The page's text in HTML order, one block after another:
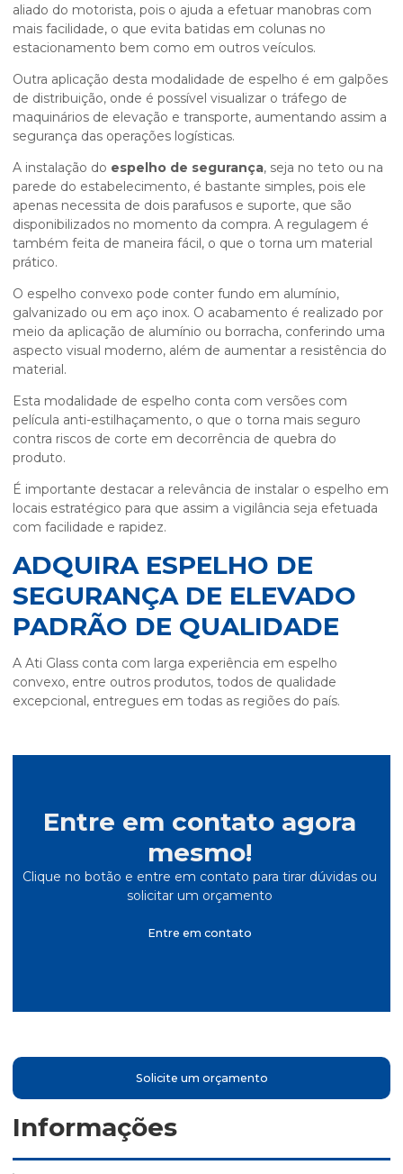
aliado do motorista, pois o ajuda a efetuar manobras com
mais facilidade, o que evita batidas em colunas no
estacionamento bem como em outros veículos.
Outra aplicação desta modalidade de espelho é em galpões
de distribuição, onde é possível visualizar o tráfego de
maquinários de elevação e transporte, aumentando assim a
segurança das operações logísticas.
A instalação do espelho de segurança, seja no teto ou na
parede do estabelecimento, é bastante simples, pois ele
apenas necessita de dois parafusos e suporte, que são
disponibilizados no momento da compra. A regulagem é
também feita de maneira fácil, o que o torna um material
prático.
O espelho convexo pode conter fundo em alumínio,
galvanizado ou em aço inox. O acabamento é realizado por
meio da aplicação de alumínio ou borracha, conferindo uma
aspecto visual moderno, além de aumentar a resistência do
material.
Esta modalidade de espelho conta com versões com
película anti-estilhaçamento, o que o torna mais seguro
contra riscos de corte em decorrência de quebra do
produto.
É importante destacar a relevância de instalar o espelho em
locais estratégico para que assim a vigilância seja efetuada
com facilidade e rapidez.
ADQUIRA ESPELHO DE
SEGURANÇA DE ELEVADO
PADRÃO DE QUALIDADE
A Ati Glass conta com larga experiência em espelho
convexo, entre outros produtos, todos de qualidade
excepcional, entregues em todas as regiões do país.
Entre em contato agora
mesmo!
Clique no botão e entre em contato para tirar dúvidas ou
solicitar um orçamento
Entre em contato
Solicite um orçamento
Informações